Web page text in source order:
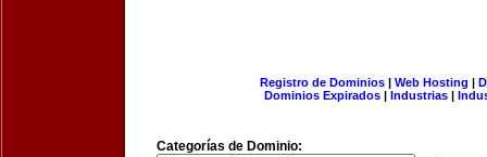
Registro de Dominios| Web Hosting |
Dominios Expirados | Industrias |
Categorías de Dominio: